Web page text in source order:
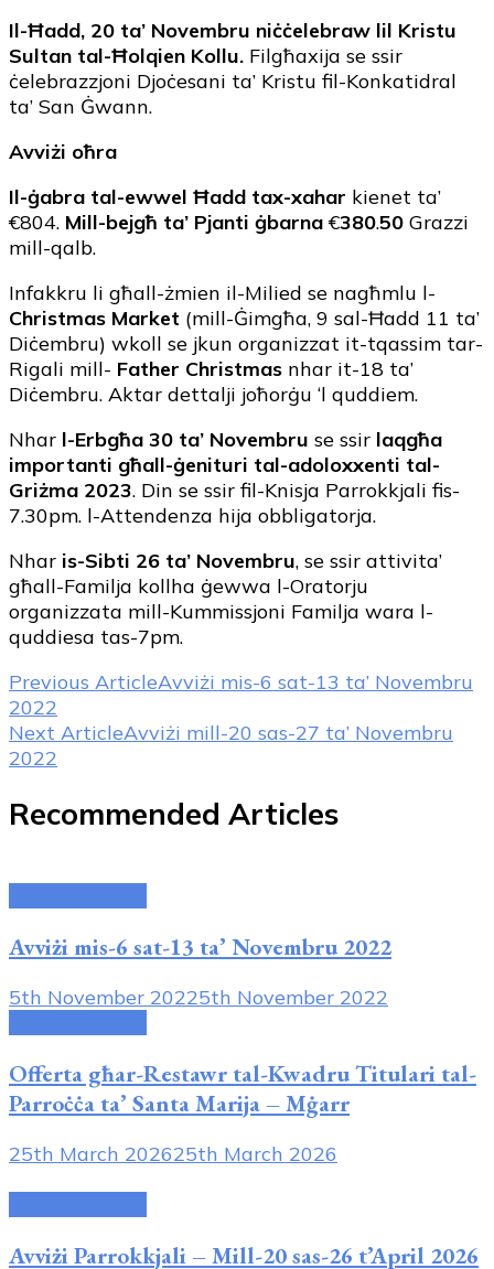
Il-Ħadd, 20 ta’ Novembru niċċelebraw lil Kristu
Sultan tal-Ħolqien Kollu. Filgħaxija se ssir
ċelebrazzjoni Djoċesani ta’ Kristu fil-Konkatidral
ta’ San Ġwann.
Avviżi oħra
Il-ġabra tal-ewwel Ħadd tax-xahar kienet ta’
€804. Mill-bejgħ ta’ Pjanti ġbarna €380.50 Grazzi
mill-qalb.
Infakkru li għall-żmien il-Milied se nagħmlu l-
Christmas Market (mill-Ġimgħa, 9 sal-Ħadd 11 ta’
Diċembru) wkoll se jkun organizzat it-tqassim tar-
Rigali mill- Father Christmas nhar it-18 ta’
Diċembru. Aktar dettalji joħorġu ‘l quddiem.
Nhar l-Erbgħa 30 ta’ Novembru se ssir laqgħa
importanti għall-ġenituri tal-adoloxxenti tal-
Griżma 2023. Din se ssir fil-Knisja Parrokkjali fis-
7.30pm. l-Attendenza hija obbligatorja.
Nhar is-Sibti 26 ta’ Novembru, se ssir attivita’
għall-Familja kollha ġewwa l-Oratorju
organizzata mill-Kummissjoni Familja wara l-
quddiesa tas-7pm.
Post
Navigation
Previous ArticleAvviżi mis-6 sat-13 ta’ Novembru
2022
Next ArticleAvviżi mill-20 sas-27 ta’ Novembru
2022
Recommended Articles
Avviżi mis-6 sat-13 ta’ Novembru 2022
5th November 20225th November 2022
Offerta għar-Restawr tal-Kwadru Titulari tal-
Parroċċa ta’ Santa Marija – Mġarr
25th March 202625th March 2026
Avviżi Parrokkjali – Mill-20 sas-26 t’April 2026